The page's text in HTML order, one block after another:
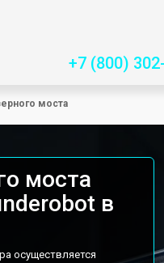
+7 (800)
моста
моста
в
осуществляется